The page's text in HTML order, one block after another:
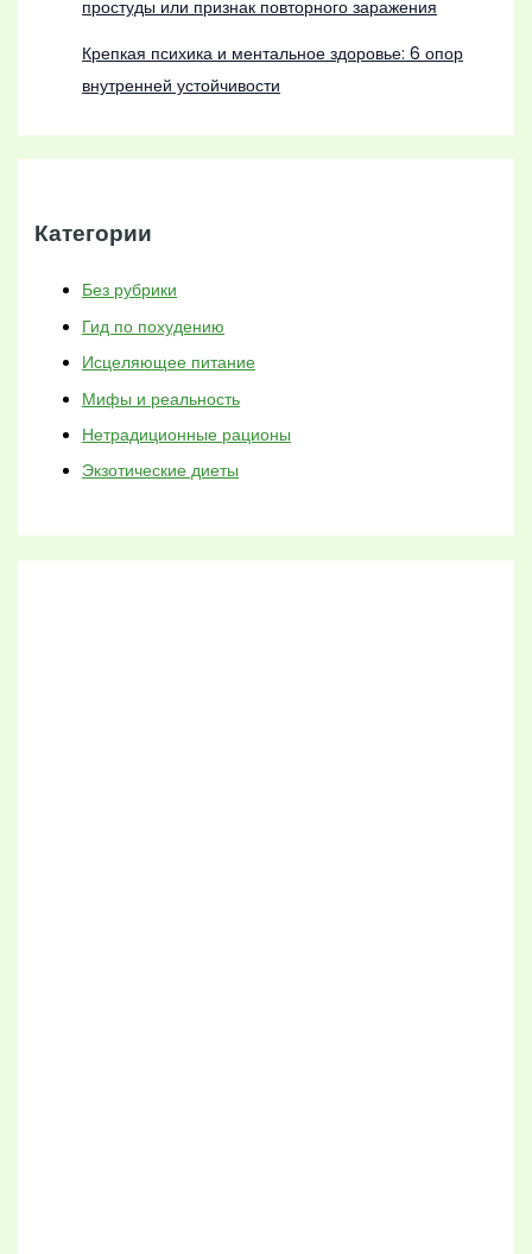
простуды или признак повторного заражения
Крепкая психика и ментальное здоровье: 6 опор
внутренней устойчивости
Категории
Без рубрики
Гид по похудению
Исцеляющее питание
Мифы и реальность
Нетрадиционные рационы
Экзотические диеты